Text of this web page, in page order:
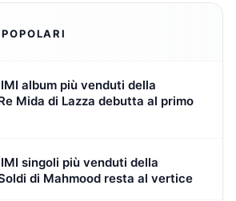
album più venduti della
Mida di Lazza debutta al primo
singoli più venduti della
di Mahmood resta al vertice